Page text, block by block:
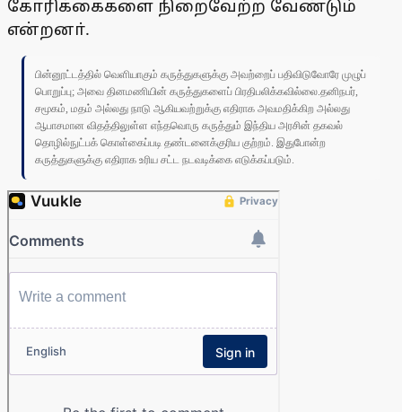
கோரிக்கைகளை நிறைவேற்ற வேண்டும்
என்றனா்.
பின்னூட்டத்தில் வெளியாகும் கருத்துகளுக்கு அவற்றைப் பதிவிடுவோரே முழுப்
பொறுப்பு; அவை தினமணியின் கருத்துகளைப் பிரதிபலிக்கவில்லை.தனிநபர்,
சமூகம், மதம் அல்லது நாடு ஆகியவற்றுக்கு எதிராக அவமதிக்கிற அல்லது
ஆபாசமான விதத்திலுள்ள எந்தவொரு கருத்தும் இந்திய அரசின் தகவல்
தொழில்நுட்பக் கொள்கைப்படி தண்டனைக்குரிய குற்றம். இதுபோன்ற
கருத்துகளுக்கு எதிராக உரிய சட்ட நடவடிக்கை எடுக்கப்படும்.